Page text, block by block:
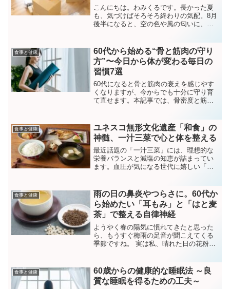
こんにちは。わみくるです。長かった夏
も、気づけばそろそろ終わりの気配。8月
後半になると、空の色や風の匂いに、ほ
のまま…。「やりたいことができないま
ま8月が終わってし...
食事と健康
60代から始める“骨と筋肉の守り
方”〜今日から体が変わる毎日の
習慣7選
60代になると骨と筋肉の衰えを感じやす
くなりますが、今からでも十分に守り育
て直せます。本記事では、骨密度と筋力
ずきや疲れやすさを解消し、軽やかに動
ける体へ
食事と健康
ユネスコ無形文化遺産「和食」の
神髄、一汁三菜で心と体を整える
最近話題の「一汁三菜」には、理想的な
栄養バランスと減塩の知恵が詰まってい
ます。血圧が気になる世代に嬉しい「だ
リや家庭菜園を活用して、無理なく和食
文化を継承するヒントをお届けします。
食事と健康
雨の日の鼻炎やつらさに。60代か
ら始めたい「耳もみ」と「はと麦
茶」で整える自律神経
ようやく春の陽気に慣れてきたと思った
ら、もうすぐ梅雨の足音が聞こえてくる
季節ですね。 実は私、晴れた日の花粉よ
ました。「雨の日なのになぜ？」と不思
議に思っていたのですが...
食事と健康
60歳からの健康的な睡眠法 ～良
質な睡眠を得るための工夫～